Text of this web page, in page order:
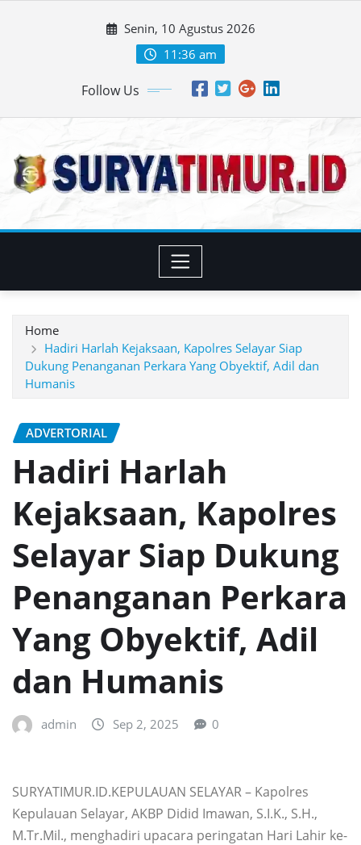
Senin, 10 Agustus 2026
11:36 am
Follow Us
Home
Hadiri Harlah Kejaksaan, Kapolres Selayar Siap
Dukung Penanganan Perkara Yang Obyektif, Adil dan
Humanis
ADVERTORIAL
Hadiri Harlah
Kejaksaan, Kapolres
Selayar Siap Dukung
Penanganan Perkara
Yang Obyektif, Adil
dan Humanis
admin Sep 2, 2025 0
SURYATIMUR.ID.KEPULAUAN SELAYAR – Kapolres
Kepulauan Selayar, AKBP Didid Imawan, S.I.K., S.H.,
M.Tr.Mil., menghadiri upacara peringatan Hari Lahir ke-